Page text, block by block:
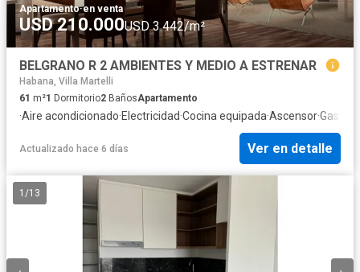
Apartamento·en venta
USD 210.000USD 3.442/m²
BELGRANO R 2 AMBIENTES Y MEDIO A ESTRENAR
Habana, Villa Martelli
61 m²1 Dormitorio2 BañosApartamento
·Aire acondicionado·Electricidad·Cocina equipada·Ascensor·Gas
Actualizado hace 6 días Ver en detalle
1 /13